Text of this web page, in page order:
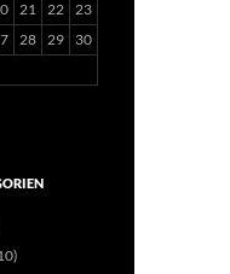
21 22 23
28 29
30